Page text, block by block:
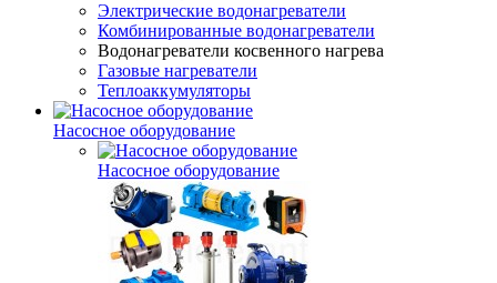
Электрические водонагреватели
Комбинированные водонагреватели
Водонагреватели косвенного нагрева
Газовые нагреватели
Теплоаккумуляторы
Насосное оборудование
Насосное оборудование